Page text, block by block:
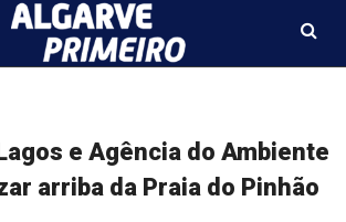
e Agência do Ambiente
arriba da Praia do Pinhão